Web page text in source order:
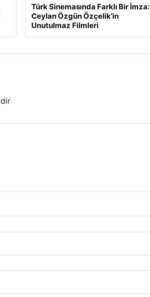
Türk Sinemasında Farklı Bir İmza:
Ceylan Özgün Özçelik’in
Unutulmaz Filmleri